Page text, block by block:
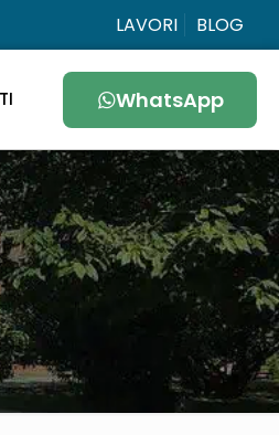
LAVORI BLOG
WhatsApp